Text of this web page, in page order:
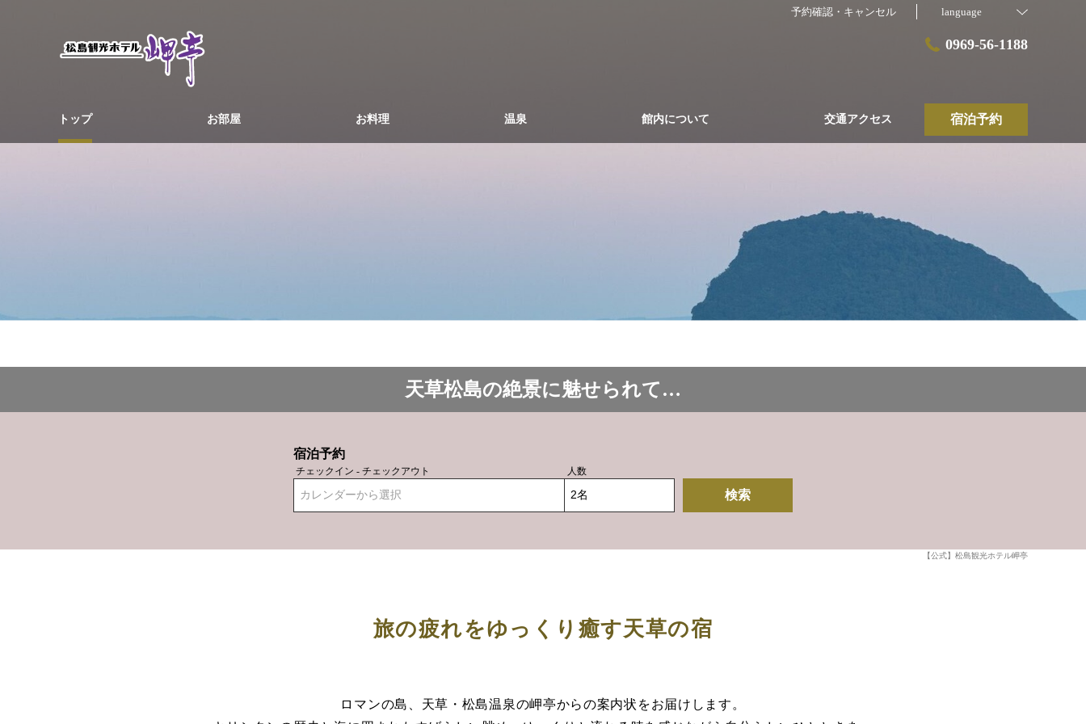
予約確認・キャンセル language
0969-56-1188
トップ お部屋 お料理 温泉 館内について 交通アクセス 宿泊予約
天草松島の絶景に魅せられて…
宿泊予約
チェックイン - チェックアウト
カレンダーから選択
人数
検索
【公式】松島観光ホテル岬亭
旅の疲れをゆっくり癒す天草の宿
ロマンの島、天草・松島温泉の岬亭からの案内状をお届けします。